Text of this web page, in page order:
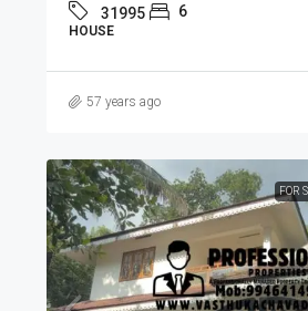
31995 6
HOUSE
57 years ago
FOR